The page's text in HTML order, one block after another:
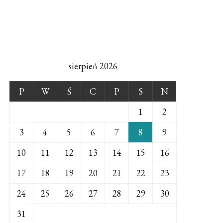
sierpień 2026
P W Ś C P S
N
1
2
3
4 5 6 7 8
9
10
11 12 13 14 15
16
17
18 19 20 21 22
23
24
25 26 27 28 29
30
31